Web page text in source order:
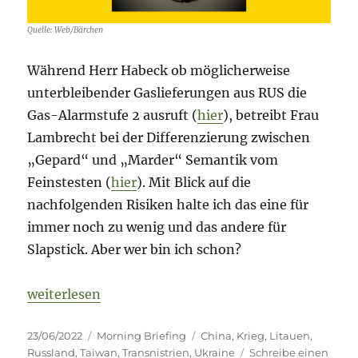
Quelle: Web/Bärchen
Während Herr Habeck ob möglicherweise
unterbleibender Gaslieferungen aus RUS die
Gas-Alarmstufe 2 ausruft (hier), betreibt Frau
Lambrecht bei der Differenzierung zwischen
„Gepard“ und „Marder“ Semantik vom
Feinstesten (hier). Mit Blick auf die
nachfolgenden Risiken halte ich das eine für
immer noch zu wenig und das andere für
Slapstick. Aber wer bin ich schon?
„Fog of War – 23. Juni 2022 – Tag 120“
weiterlesen
Veröffentlicht
am
23/06/2022 Kategorien
Morning Briefing Schlagwörter
China, Krieg, Litauen,
Russland,Taiwan,Transnistrien, Ukraine Schreibe einen